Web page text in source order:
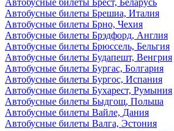
Автобусные билеты Брешиа, Италия
Автобусные билеты Брно, Чехия
Автобусные билеты Брэдфорд, Англия
Автобусные билеты Брюссель, Бельгия
Автобусные билеты Будапешт, Венгрия
Автобусные билеты Бургас, Болгария
Автобусные билеты Бургос, Испания
Автобусные билеты Бухарест, Румыния
Автобусные билеты Быдгощ, Польша
Автобусные билеты Вайле, Дания
Автобусные билеты Валга, Эстония